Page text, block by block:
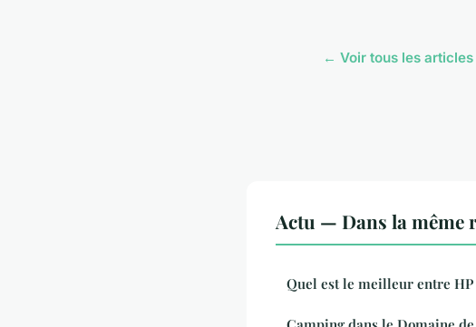
← Voir tous les
Actu — Dans la même
Quel est le meilleur entre